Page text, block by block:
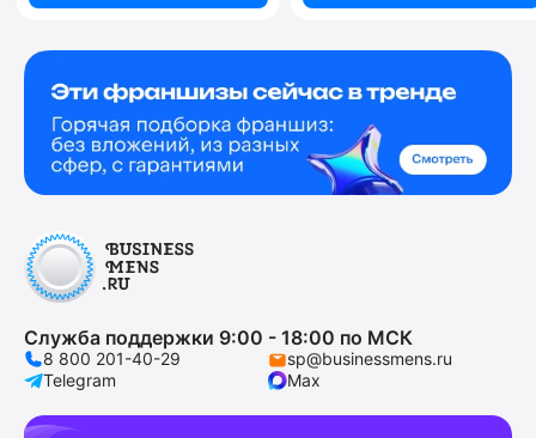
Служба поддержки 9:00 - 18:00 по МСК
8 800 201-40-29
sp@businessmens.ru
Telegram
Max